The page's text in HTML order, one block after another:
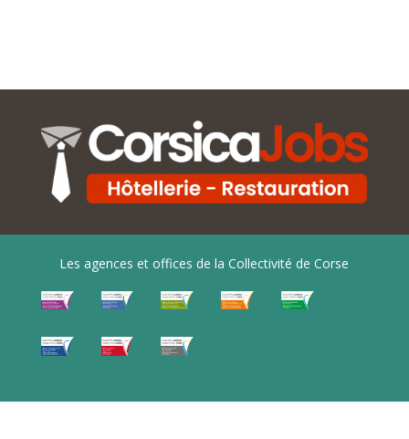
Les agences et offices de la Collectivité de Corse